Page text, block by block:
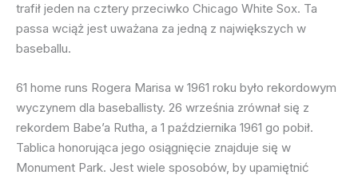
trafił jeden na cztery przeciwko Chicago White Sox. Ta
passa wciąż jest uważana za jedną z największych w
baseballu.
61 home runs Rogera Marisa w 1961 roku było rekordowym
wyczynem dla baseballisty. 26 września zrównał się z
rekordem Babe’a Rutha, a 1 października 1961 go pobił.
Tablica honorująca jego osiągnięcie znajduje się w
Monument Park. Jest wiele sposobów, by upamiętnić